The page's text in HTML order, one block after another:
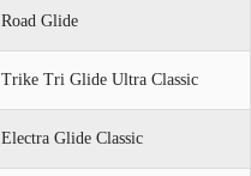
Road Glide
Trike Tri Glide Ultra Classic
Electra Glide Classic